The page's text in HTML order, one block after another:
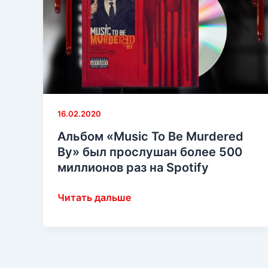
16.02.2020
Альбом «Music To Be Murdered
By» был прослушан более 500
миллионов раз на Spotify
Альбом
Читать дальше